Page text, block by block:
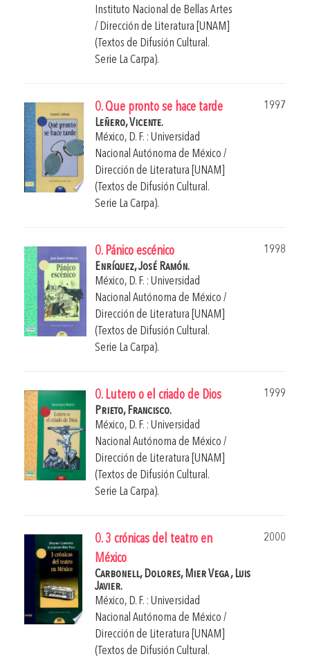
Instituto Nacional de Bellas Artes
/ Dirección de Literatura [UNAM]
(Textos de Difusión Cultural.
Serie La Carpa).
0. Que pronto se hace tarde
1997
Leñero, Vicente.
México, D. F. : Universidad
Nacional Autónoma de México /
Dirección de Literatura [UNAM]
(Textos de Difusión Cultural.
Serie La Carpa).
0. Pánico escénico
1998
Enríquez, José Ramón.
México, D. F. : Universidad
Nacional Autónoma de México /
Dirección de Literatura [UNAM]
(Textos de Difusión Cultural.
Serie La Carpa).
0. Lutero o el criado de Dios
1999
Prieto, Francisco.
México, D. F. : Universidad
Nacional Autónoma de México /
Dirección de Literatura [UNAM]
(Textos de Difusión Cultural.
Serie La Carpa).
0. 3 crónicas del teatro en
México
2000
Carbonell, Dolores, Mier Vega , Luis
Javier.
México, D. F. : Universidad
Nacional Autónoma de México /
Dirección de Literatura [UNAM]
(Textos de Difusión Cultural.